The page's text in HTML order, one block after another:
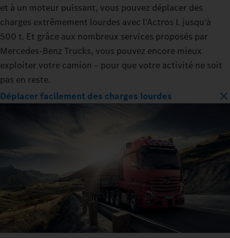
et à un moteur puissant, vous pouvez déplacer des
charges extrêmement lourdes avec l'Actros L jusqu'à
500 t. Et grâce aux nombreux services proposés par
Mercedes‑Benz Trucks, vous pouvez encore mieux
exploiter votre camion – pour que votre activité ne soit
pas en reste.
Déplacer facilement des charges lourdes